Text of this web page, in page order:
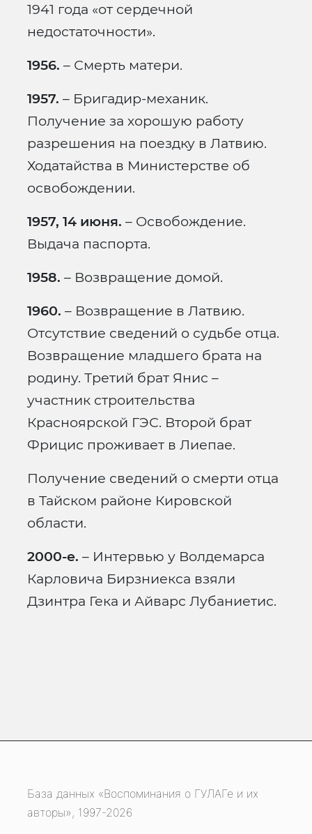
1941 года «от сердечной
недостаточности».
1956. – Смерть матери.
1957. – Бригадир-механик.
Получение за хорошую работу
разрешения на поездку в Латвию.
Ходатайства в Министерстве об
освобождении.
1957, 14 июня. – Освобождение.
Выдача паспорта.
1958. – Возвращение домой.
1960. – Возвращение в Латвию.
Отсутствие сведений о судьбе отца.
Возвращение младшего брата на
родину. Третий брат Янис –
участник строительства
Красноярской ГЭС. Второй брат
Фрицис проживает в Лиепае.
Получение сведений о смерти отца
в Тайском районе Кировской
области.
2000-е. – Интервью у Волдемарса
Карловича Бирзниекса взяли
Дзинтра Гека и Айварс Лубаниетис.
База данных «Воспоминания о ГУЛАГе и их
авторы», 1997-2026